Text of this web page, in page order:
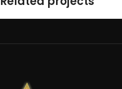
Furniture
A lacus bibendum pulvinar